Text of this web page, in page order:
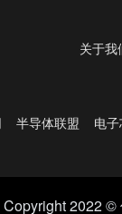
关于我
半导体联盟 电
Copyright 2022 ©